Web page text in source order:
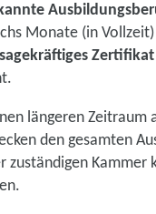
Monate (in
Zertifikat
längeren
den gesamten
Kammer